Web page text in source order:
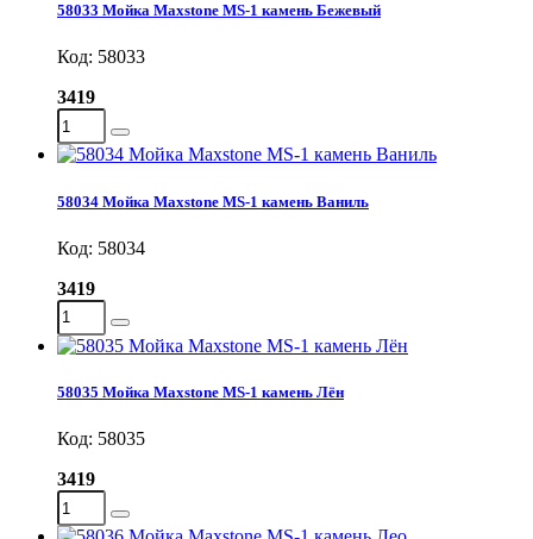
58033 Мойка Maxstone MS-1 камень Бежевый
Код: 58033
3419
58034 Мойка Maxstone MS-1 камень Ваниль
Код: 58034
3419
58035 Мойка Maxstone MS-1 камень Лён
Код: 58035
3419